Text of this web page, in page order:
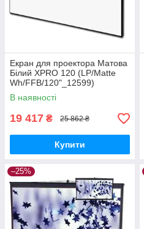
Екран для проектора Матова
Білий XPRO 120 (LP/Matte
Wh/FFB/120"_12599)
В наявності
19 417 ₴ 25 862 ₴
Купити
–25%